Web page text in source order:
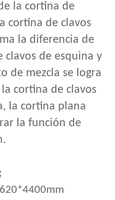
la cortina de
cortina de clavos
la diferencia de
de esquina y
de mezcla se logra
cortina de clavos
la cortina plana
la función de